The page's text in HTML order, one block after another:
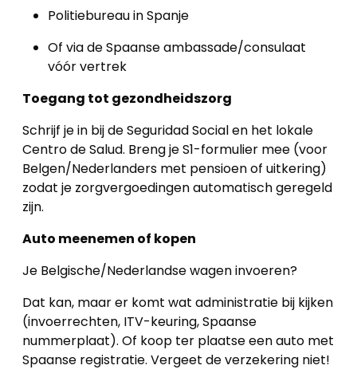
Politiebureau in Spanje
Of via de Spaanse ambassade/consulaat
vóór vertrek
Toegang tot gezondheidszorg
Schrijf je in bij de Seguridad Social en het lokale
Centro de Salud. Breng je S1-formulier mee (voor
Belgen/Nederlanders met pensioen of uitkering)
zodat je zorgvergoedingen automatisch geregeld
zijn.
Auto meenemen of kopen
Je Belgische/Nederlandse wagen invoeren?
Dat kan, maar er komt wat administratie bij kijken
(invoerrechten, ITV-keuring, Spaanse
nummerplaat). Of koop ter plaatse een auto met
Spaanse registratie. Vergeet de verzekering niet!